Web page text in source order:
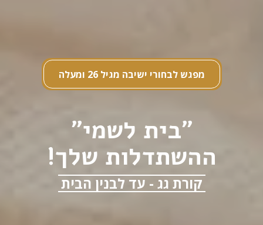
מפגש לבחורי ישיבה מגיל 26 ומעלה
"בית לשמי"
ההשתדלות שלך!
קורת גג - עד לבנין הבית